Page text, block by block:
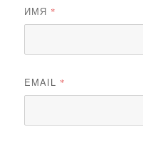
ИМЯ *
EMAIL *